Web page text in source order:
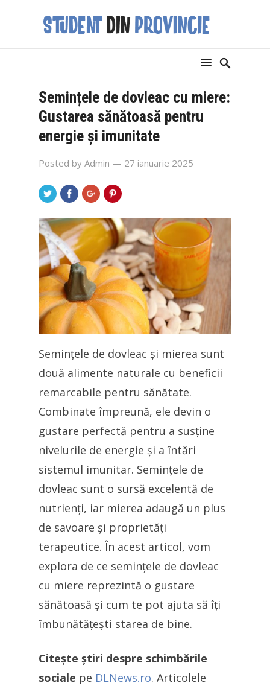
Semințele de dovleac cu miere:
Gustarea sănătoasă pentru
energie și imunitate
Posted by Admin — 27 ianuarie 2025
Semințele de dovleac și mierea sunt
două alimente naturale cu beneficii
remarcabile pentru sănătate.
Combinate împreună, ele devin o
gustare perfectă pentru a susține
nivelurile de energie și a întări
sistemul imunitar. Semințele de
dovleac sunt o sursă excelentă de
nutrienți, iar mierea adaugă un plus
de savoare și proprietăți
terapeutice. În acest articol, vom
explora de ce semințele de dovleac
cu miere reprezintă o gustare
sănătoasă și cum te pot ajuta să îți
îmbunătățești starea de bine.
Citește știri despre schimbările
sociale pe DLNews.ro. Articolele